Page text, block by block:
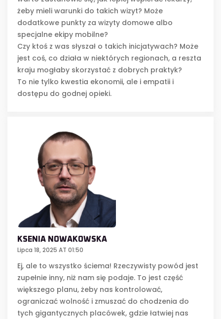
żeby mieli warunki do takich wizyt? Może
dodatkowe punkty za wizyty domowe albo
specjalne ekipy mobilne?
Czy ktoś z was słyszał o takich inicjatywach? Może
jest coś, co działa w niektórych regionach, a reszta
kraju mogłaby skorzystać z dobrych praktyk?
To nie tylko kwestia ekonomii, ale i empatii i
dostępu do godnej opieki.
KSENIA NOWAKOWSKA
Lipca 18, 2025 AT 01:50
Ej, ale to wszystko ściema! Rzeczywisty powód jest
zupełnie inny, niż nam się podaje. To jest część
większego planu, żeby nas kontrolować,
ograniczać wolność i zmuszać do chodzenia do
tych gigantycznych placówek, gdzie łatwiej nas